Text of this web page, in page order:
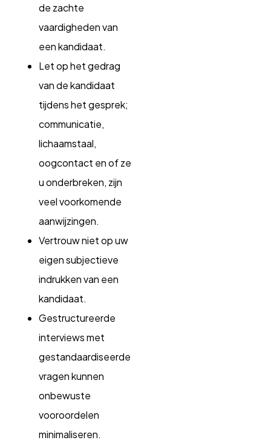
de zachte
vaardigheden van
een kandidaat.
Let op het gedrag
van de kandidaat
tijdens het gesprek;
communicatie,
lichaamstaal,
oogcontact en of ze
u onderbreken, zijn
veel voorkomende
aanwijzingen.
Vertrouw niet op uw
eigen subjectieve
indrukken van een
kandidaat.
Gestructureerde
interviews met
gestandaardiseerde
vragen kunnen
onbewuste
vooroordelen
minimaliseren.